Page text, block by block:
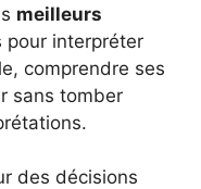
meilleurs
pour interpréter
comprendre ses
sans tomber
des décisions